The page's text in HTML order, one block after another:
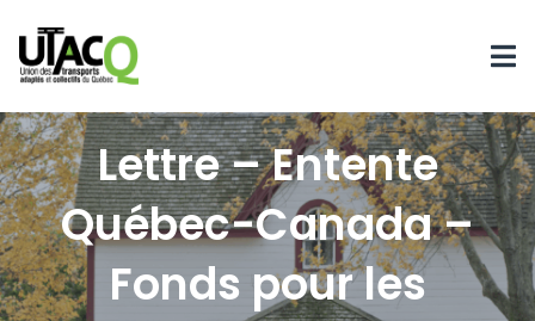
Lettre – Entente
Québec-Canada –
Fonds pour les